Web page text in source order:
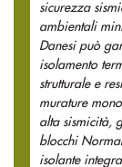
sicurezza
ambientali
Danesi può
isolamento
strutturale e
murature
alta sismicità,
blocchi
isolante